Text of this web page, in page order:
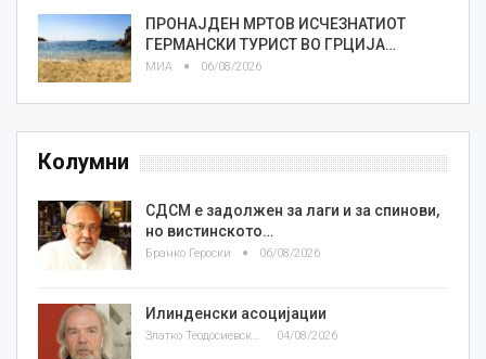
ПРОНАЈДЕН МРТОВ ИСЧЕЗНАТИОТ
ГЕРМАНСКИ ТУРИСТ ВО ГРЦИЈА…
МИА 06/08/2026
Колумни
СДСМ е задолжен за лаги и за спинови,
но вистинското…
Бранко Героски 06/08/2026
Илинденски асоцијации
Златко Теодосиевски 04/08/2026